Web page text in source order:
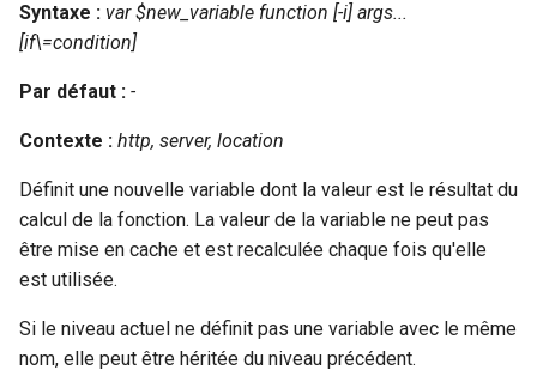
global-throttle
healthcheck
hmac
hoedown
http2
Syntaxe : var $new_variable function [-i] args...
[if\=condition]
Par défaut : -
Contexte : http, server, location
Définit une nouvelle variable dont la valeur est le résultat du
calcul de la fonction. La valeur de la variable ne peut pas
être mise en cache et est recalculée chaque fois qu'elle
est utilisée.
Si le niveau actuel ne définit pas une variable avec le même
nom, elle peut être héritée du niveau précédent.